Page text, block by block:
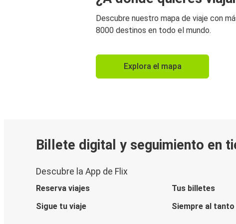
Descubre nuestro mapa de viaje con
8000 destinos en todo el mundo.
Explora el mapa
Billete digital y seguimiento en
Descubre la App de Flix
Reserva viajes
Tus billetes
Sigue tu viaje
Siempre al tanto